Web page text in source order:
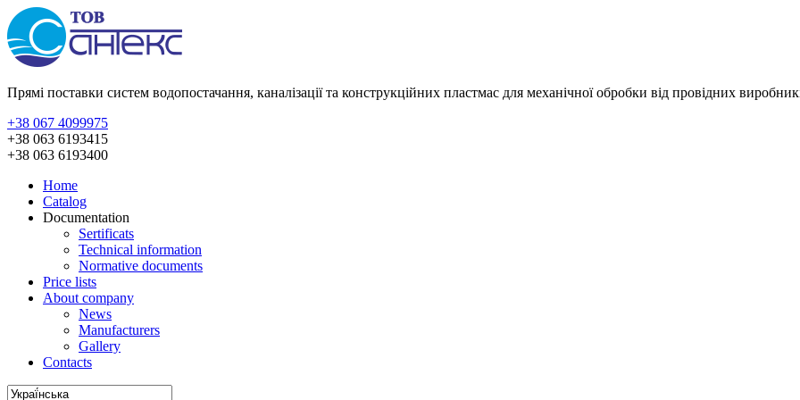
Прямі поставки систем водопостачання, каналізації та конструкційних пластмас для механічної обробки від провідних
+38 067 4099975
+38 063 6193415
+38 063 6193400
Home
Catalog
Documentation
Sertificats
Technical information
Normative documents
Price lists
About company
News
Manufacturers
Gallery
Contacts